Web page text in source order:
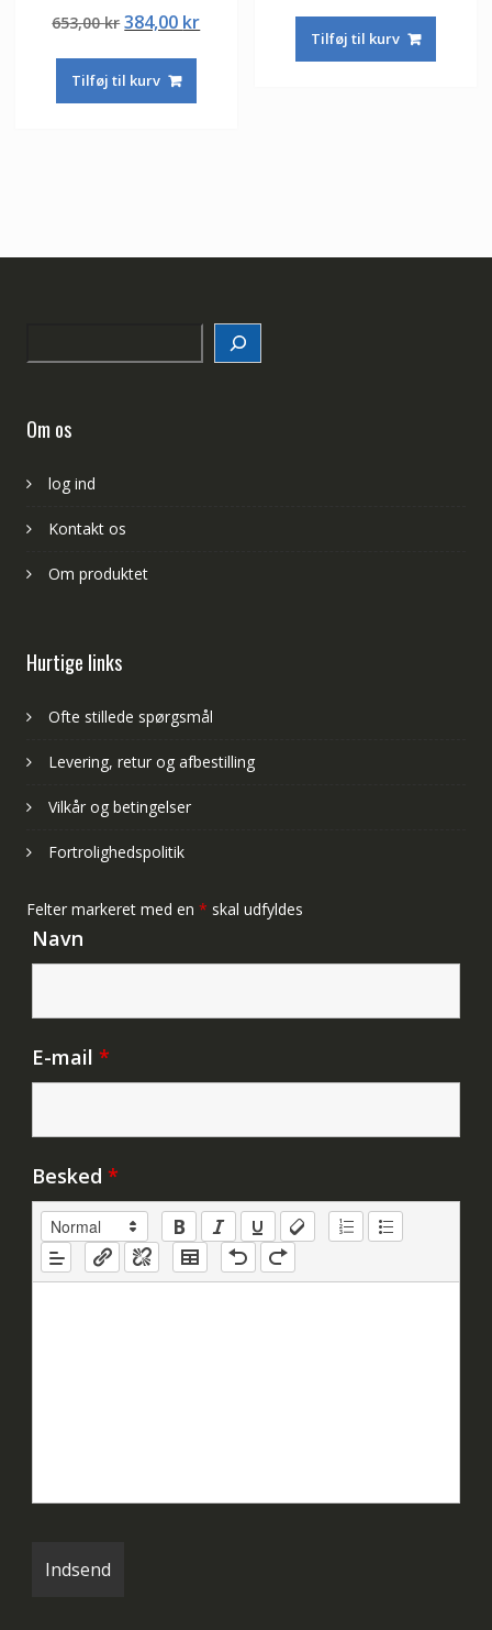
5.00
ud af 5
653,00krDen
pris
var:
384,00 krDen
Tilføj til kurv
pris
var:
Tilføj til kurv
Om os
log ind
Kontakt os
Om produktet
Hurtige links
Ofte stillede spørgsmål
Levering, retur og afbestilling
Vilkår og betingelser
Fortrolighedspolitik
Felter markeret med en * skal udfyldes
Navn
E-mail *
Besked *